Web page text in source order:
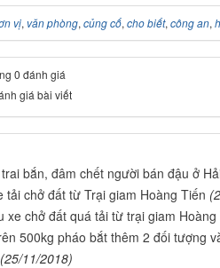
vị, văn phòng, củng cố, cho biết, công an,
0 đánh giá
giá bài viết
bắn, đâm chết người bán đậu ở
tải chở đất từ Trại giam Hoàng Tiến
xe chở đất quá tải từ trại giam Hoàng
500kg pháo bắt thêm 2 đối tượng
(25/11/2018)